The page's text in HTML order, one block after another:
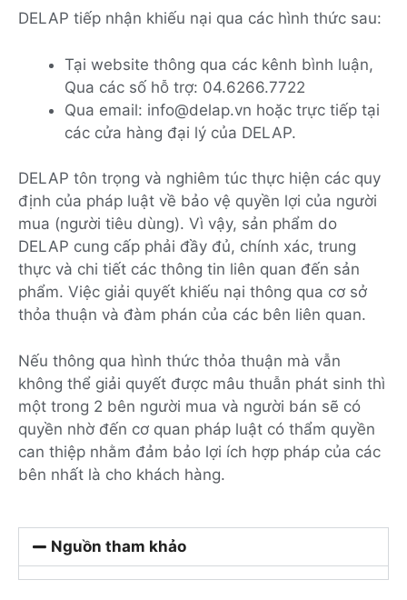
DELAP tiếp nhận khiếu nại qua các hình thức sau:
Tại website thông qua các kênh bình luận,
Qua các số hỗ trợ: 04.6266.7722
Qua email: info@delap.vn hoặc trực tiếp tại
các cửa hàng đại lý của DELAP.
DELAP tôn trọng và nghiêm túc thực hiện các quy
định của pháp luật về bảo vệ quyền lợi của người
mua (người tiêu dùng). Vì vậy, sản phẩm do
DELAP cung cấp phải đầy đủ, chính xác, trung
thực và chi tiết các thông tin liên quan đến sản
phẩm. Việc giải quyết khiếu nại thông qua cơ sở
thỏa thuận và đàm phán của các bên liên quan.
Nếu thông qua hình thức thỏa thuận mà vẫn
không thể giải quyết được mâu thuẫn phát sinh thì
một trong 2 bên người mua và người bán sẽ có
quyền nhờ đến cơ quan pháp luật có thẩm quyền
can thiệp nhằm đảm bảo lợi ích hợp pháp của các
bên nhất là cho khách hàng.
Nguồn tham khảo